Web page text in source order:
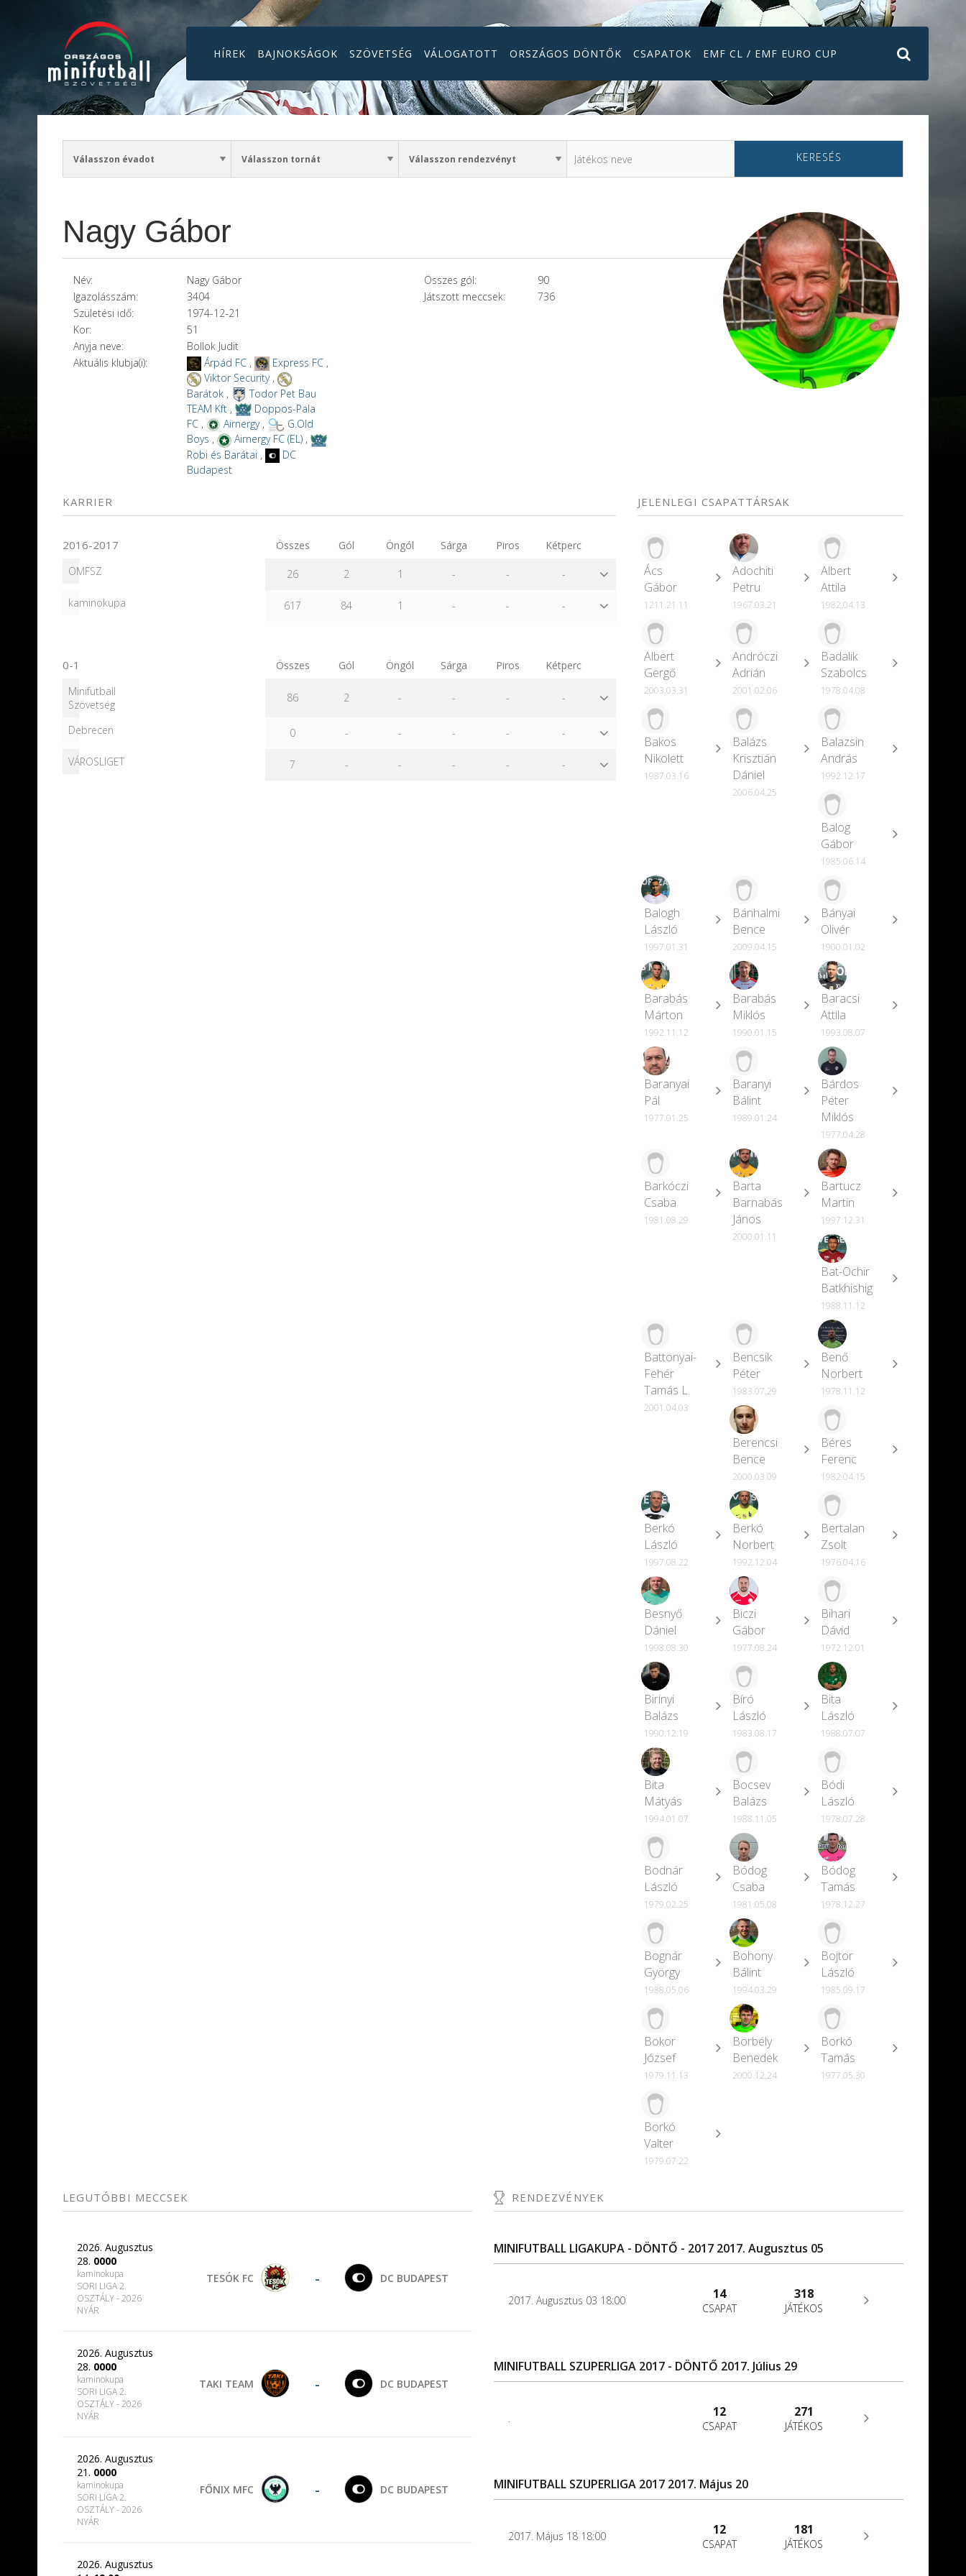
HÍREK BAJNOKSÁGOK SZÖVETSÉG VÁLOGATOTT ORSZÁGOS DÖNTŐK CSAPATOK EMF CL / EMF EURO CUP
KERESÉS
Nagy Gábor
Név:
Nagy Gábor
Igazolásszám:
3404
Születési idő:
1974-12-21
Kor:
51
Anyja neve:
Bollok Judit
Aktuális klubja(i):
Árpád FC , Express FC,
Viktor Security,
Barátok ,
Todor Pet Bau
TEAM Kft ,
Doppos-Pala
FC , Airnergy,
G.Old
Boys , Airnergy FC (EL) ,
Robi és Barátai ,
DC
Budapest
Összes gól:
90
Játszott meccsek:
736
KARRIER
2016-2017 Összes Gól Öngól Sárga Piros
Kétperc
OMFSZ
26 2 1 - - -
kaminokupa 617 84 1 - - -
0-1 Összes Gól Öngól Sárga Piros
Kétperc
Minifutball
Szövetség
86 2 - - - -
Debrecen 0 - - - - -
VÁROSLIGET 7 - - - - -
JELENLEGI CSAPATTÁRSAK
Ács
Gábor
1211.21.11
Adochiti
Petru
1967.03.21
Albert
Attila
1982.04.13
Albert
Gergő
2003.03.31
Andróczi
Adrián
2001.02.06
Badalik
Szabolcs
1978.04.08
Bakos
Nikolett
1987.03.16
Balázs
Krisztián
Dániel
2006.04.25
Balazsin
András
1992.12.17
Balog
Gábor
1985.06.14
Balogh
László
1997.01.31
Bánhalmi
Bence
2009.04.15
Bányai
Olivér
1900.01.02
Barabás
Márton
1992.11.12
Barabás
Miklós
1990.01.15
Baracsi
Attila
1993.08.07
Baranyai
Pál
1977.01.25
Baranyi
Bálint
1989.01.24
Bárdos
Péter
Miklós
1977.04.28
Barkóczi
Csaba
1981.08.29
Barta
Barnabás
János
2000.01.11
Bartucz
Martin
1997.12.31
Bat-Ochir
Batkhishig
1988.11.12
Battonyai-
Fehér
Tamás L.
2001.04.03
Bencsik
Péter
1983.07.29
Benő
Norbert
1978.11.12
Berencsi
Bence
2000.03.09
Béres
Ferenc
1982.04.15
Berkó
László
1997.08.22
Berkó
Norbert
1992.12.04
Bertalan
Zsolt
1976.04.16
Besnyő
Dániel
1998.08.30
Biczi
Gábor
1977.08.24
Bihari
Dávid
1972.12.01
Birinyi
Balázs
1990.12.19
Bíró
László
1983.08.17
Bita
László
1988.07.07
Bita
Mátyás
1994.01.07
Bocsev
Balázs
1988.11.05
Bódi
László
1978.07.28
Bodnár
László
1979.02.25
Bódog
Csaba
1981.05.08
Bódog
Tamás
1978.12.27
Bognár
György
1988.05.06
Bohony
Bálint
1994.03.29
Bojtor
László
1985.09.17
Bokor
József
1979.11.13
Borbély
Benedek
2000.12.24
Borkó
Tamás
1977.05.30
Borkó
Valter
1979.07.22
LEGUTÓBBI MECCSEK
2026. Augusztus
28. 0000
kaminokupa
SORI LIGA 2.
OSZTÁLY - 2026
NYÁR
TESÓK FC - DC BUDAPEST
2026. Augusztus
28. 0000
kaminokupa
SORI LIGA 2.
OSZTÁLY - 2026
NYÁR
TAKI TEAM - DC BUDAPEST
2026. Augusztus
21. 0000
kaminokupa
SORI LIGA 2.
OSZTÁLY - 2026
NYÁR
FŐNIX MFC - DC BUDAPEST
2026. Augusztus
RENDEZVÉNYEK
MINIFUTBALL LIGAKUPA - DÖNTŐ - 2017 2017. Augusztus 05
2017. Augusztus 03 18:00 14
CSAPAT
318
JÁTÉKOS
MINIFUTBALL SZUPERLIGA 2017 - DÖNTŐ 2017. Július 29
12
CSAPAT
271
JÁTÉKOS
MINIFUTBALL SZUPERLIGA 2017 2017. Május 20
2017. Május 18 18:00 12
CSAPAT
181
JÁTÉKOS